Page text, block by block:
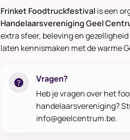
Frinket Foodtruckfestival is een
Handelaarsvereniging Geel
extra sfeer, beleving en
laten kennismaken met de warme
Vragen?
Heb je vragen over het
handelaarsvereniging?
info@geelcentrum.be.